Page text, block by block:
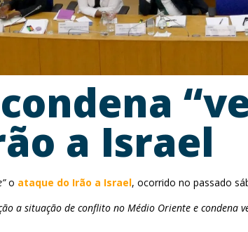
a Israel
o ataque do Irão a Israel, ocorrido no passado
a situação de conflito no Médio Oriente e condena